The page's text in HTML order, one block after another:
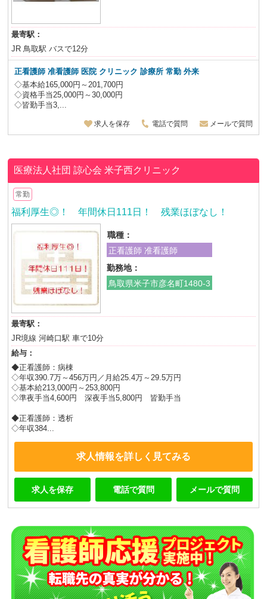
最寄駅：
JR 鳥取駅 バスで12分
正看護師 准看護師 医院 クリニック 診療所 常勤 外来
◇基本給165,000円～201,700円
◇資格手当25,000円～30,000円
◇皆勤手当3,...
求人を保存 電話で質問 メールで質問
医療法人社団 諒心会米子西クリニック
常勤
福利厚生◎！ 年間休日111日！ 残業ほぼなし！
職種：
正看護師 准看護師
勤務地：
鳥取県米子市彦名町1480-3
最寄駅：
JR境線 河崎口駅 車で10分
給与：
◆正看護師：病棟
◇年収390.7万～456万円／月給25.4万～29.5万円
◇基本給213,000円～253,800円
◇準夜手当4,600円 深夜手当5,800円 皆勤手当
◆正看護師：透析
◇年収384...
求人情報を詳しく見てみる
求人を保存 電話で質問 メールで質問